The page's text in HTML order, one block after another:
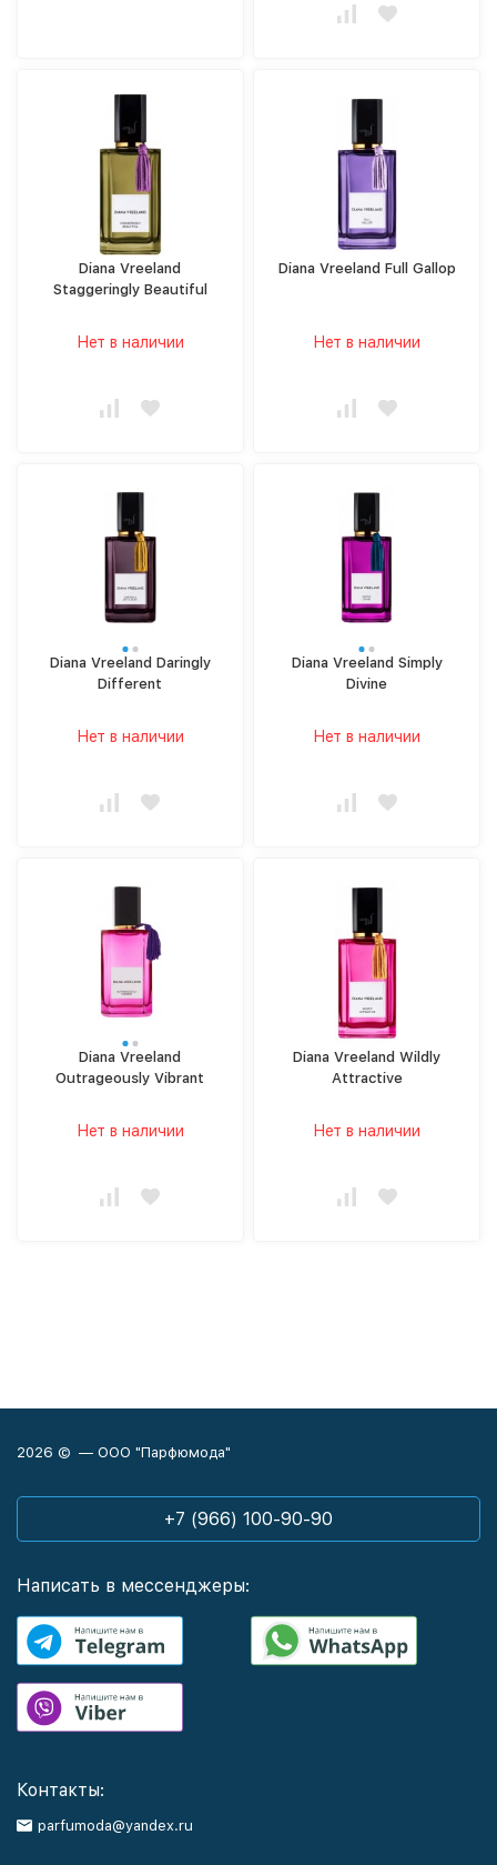
Diana Vreeland
Staggeringly Beautiful
Нет в наличии
Diana Vreeland Full Gallop
Нет в наличии
Diana Vreeland Daringly
Different
Нет в наличии
Diana Vreeland Simply
Divine
Нет в наличии
Diana Vreeland
Outrageously Vibrant
Нет в наличии
Diana Vreeland Wildly
Attractive
Нет в наличии
2026 © — ООО "Парфюмода"
+7 (966) 100-90-90
Написать в мессенджеры:
Контакты:
parfumoda@yandex.ru